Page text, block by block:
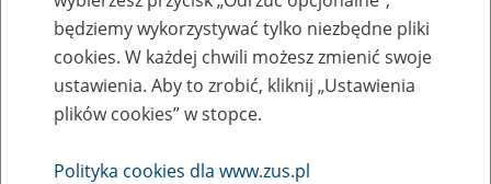
Obowiązkowe e-ZLA od 1 grudnia 2018 r.
11
będziemy wykorzystywać tylko niezbędne pliki
cookies. W każdej chwili możesz zmienić swoje
ustawienia. Aby to zrobić, kliknij „Ustawienia
plików cookies” w stopce.
Polityka cookies dla www.zus.pl